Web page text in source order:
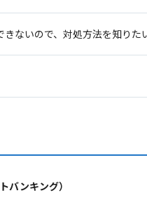
ないので、対処方法を知りた
バンキング）